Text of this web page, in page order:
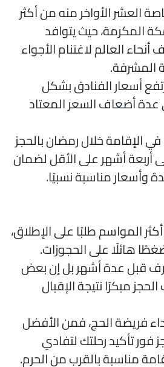
الأواخر منه من أكثر
المكرمة، حيث يتوافد
العالم لاغتنام الأجواء
أسعار الفنادق بشكل
أضعاف السعر المعتاد
خلال رمضان بالحجز
أشهر على الأقل لضمان
مناسبة نسبيًا.
طلبًا على الإطلاق،
هائلًا على الحجوزات.
قبل عدة أشهر بل إن بعض
مبكرًا نتيجة الإقبال
فريضة الحج، فمن الأفضل
تأكيد رحلتك لتفادي
مناسبة بالقرب من الحرم.